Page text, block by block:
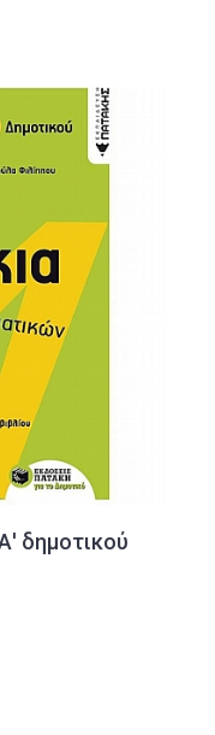
δημοτικού